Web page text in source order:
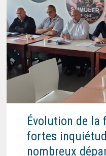
Évolution de la
fortes
nombreux